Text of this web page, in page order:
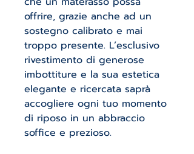
offrire, grazie anche ad un
sostegno calibrato e mai
troppo presente. L’esclusivo
rivestimento di generose
imbottiture e la sua estetica
elegante e ricercata saprà
accogliere ogni tuo momento
di riposo in un abbraccio
soffice e prezioso.